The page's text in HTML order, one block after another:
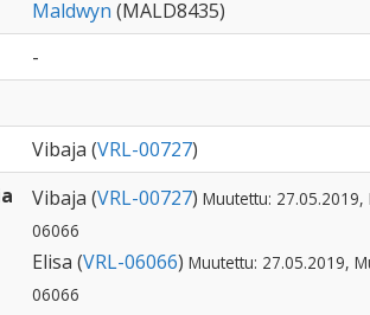
Maldwyn (MALD8435)
-
Vibaja (VRL-00727)
Vibaja (VRL-00727) Muutettu: 27.05.2019,
06066
Elisa (VRL-06066) Muutettu: 27.05.2019,
06066